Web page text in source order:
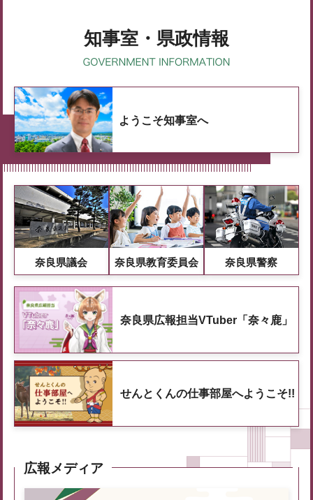
知事室・県政情報
ようこそ知事室へ
奈良県議会 奈良県教育委員会 奈良県警察
奈良県広報担当VTuber「奈々鹿」
せんとくんの仕事部屋へようこそ!!
広報メディア